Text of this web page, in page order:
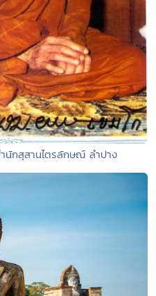
นักสุสานไตรลักษณ์ ลำปาง